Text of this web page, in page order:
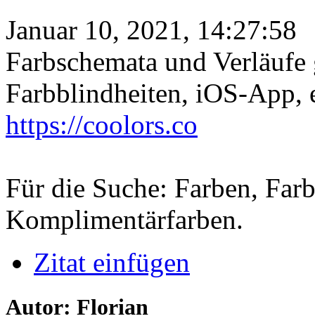
Januar 10, 2021, 14:27:58
Farbschemata und
Farbblindheiten, iOS-App,
https://coolors.co
Für die Suche: Farben,
Komplimentärfarben.
Zitat einfügen
Autor: Florian